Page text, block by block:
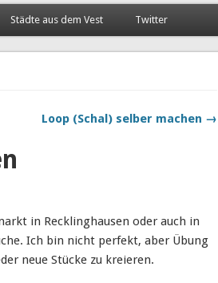
Städte aus dem Vest Twitter
Loop (Schal) selber machen →
in Recklinghausen oder auch in
Ich bin nicht perfekt, aber Übung
neue Stücke zu kreieren.